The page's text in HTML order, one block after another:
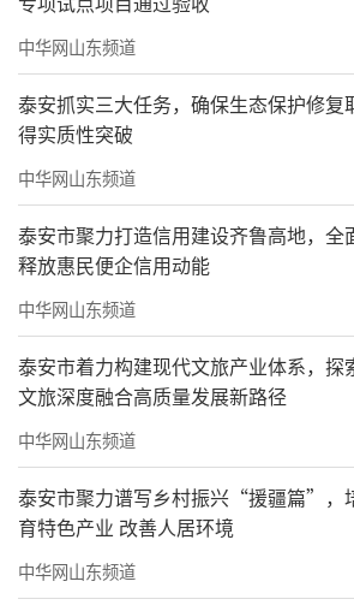
中华网山东频道
泰安抓实三大任务，确保生态保护修复
得实质性突破
中华网山东频道
泰安市聚力打造信用建设齐鲁高地，全
释放惠民便企信用动能
中华网山东频道
泰安市着力构建现代文旅产业体系，探
文旅深度融合高质量发展新路径
中华网山东频道
泰安市聚力谱写乡村振兴“援疆篇”，
育特色产业 改善人居环境
中华网山东频道